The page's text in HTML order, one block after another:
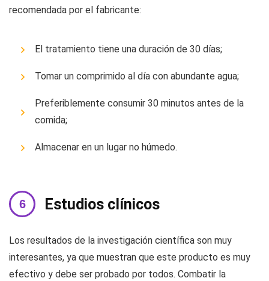
recomendada por el fabricante:
El tratamiento tiene una duración de 30 días;
Tomar un comprimido al día con abundante agua;
Preferiblemente consumir 30 minutos antes de la
comida;
Almacenar en un lugar no húmedo.
Estudios clínicos
Los resultados de la investigación científica son muy
interesantes, ya que muestran que este producto es muy
efectivo y debe ser probado por todos. Combatir la